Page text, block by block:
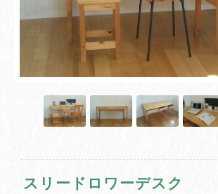
スリードロワーデスク